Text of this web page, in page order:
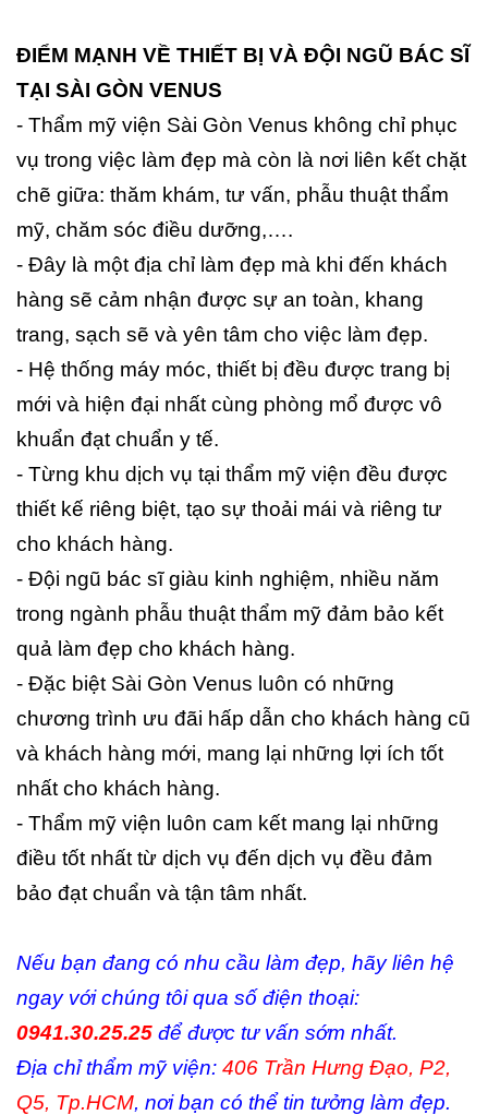
ĐIỂM MẠNH VỀ THIẾT BỊ VÀ ĐỘI NGŨ BÁC SĨ
TẠI SÀI GÒN VENUS
- Thẩm mỹ viện Sài Gòn Venus không chỉ phục
vụ trong việc làm đẹp mà còn là nơi liên kết chặt
chẽ giữa: thăm khám, tư vấn, phẫu thuật thẩm
mỹ, chăm sóc điều dưỡng,….
- Đây là một địa chỉ làm đẹp mà khi đến khách
hàng sẽ cảm nhận được sự an toàn, khang
trang, sạch sẽ và yên tâm cho việc làm đẹp.
- Hệ thống máy móc, thiết bị đều được trang bị
mới và hiện đại nhất cùng phòng mổ được vô
khuẩn đạt chuẩn y tế.
- Từng khu dịch vụ tại thẩm mỹ viện đều được
thiết kế riêng biệt, tạo sự thoải mái và riêng tư
cho khách hàng.
- Đội ngũ bác sĩ giàu kinh nghiệm, nhiều năm
trong ngành phẫu thuật thẩm mỹ đảm bảo kết
quả làm đẹp cho khách hàng.
- Đặc biệt Sài Gòn Venus luôn có những
chương trình ưu đãi hấp dẫn cho khách hàng cũ
và khách hàng mới, mang lại những lợi ích tốt
nhất cho khách hàng.
- Thẩm mỹ viện luôn cam kết mang lại những
điều tốt nhất từ dịch vụ đến dịch vụ đều đảm
bảo đạt chuẩn và tận tâm nhất.
Nếu bạn đang có nhu cầu làm đẹp, hãy liên hệ
ngay với chúng tôi qua số điện thoại:
0941.30.25.25 để được tư vấn sớm nhất.
Địa chỉ thẩm mỹ viện: 406 Trần Hưng Đạo, P2,
Q5, Tp.HCM, nơi bạn có thể tin tưởng làm đẹp.